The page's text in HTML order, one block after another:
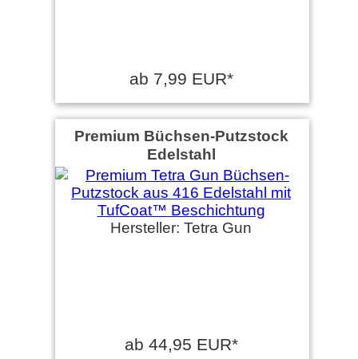
ab 7,99 EUR*
Premium Büchsen-Putzstock
Edelstahl
Hersteller: Tetra Gun
ab 44,95 EUR*